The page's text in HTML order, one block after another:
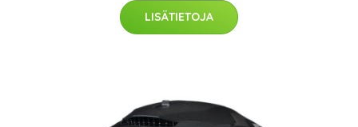
LISÄTIETOJA